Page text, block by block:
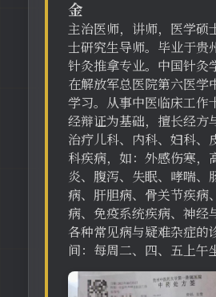
金
主治医师，讲师，医学硕
士研究生导师。毕业于贵
针灸推拿专业。中国针灸
在解放军总医院第六医学
学习。从事中医临床工作
经辩证为基础，擅长经方
治疗儿科、内科、妇科、
科疾病，如：外感伤寒，
炎、腹泻、失眠、哮喘、
病、肝胆病、骨关节疾病
病、免疫系统疾病、神经
各种常见病与疑难杂症的
间：每周二、四、五上午